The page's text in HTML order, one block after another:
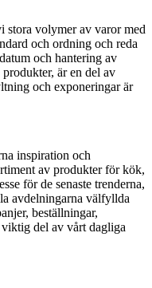
stora volymer av varor med
och ordning och reda
och hantering av
är en del av
och exponeringar är
inspiration och
av produkter för kök,
för de senaste trenderna,
avdelningarna välfyllda
beställningar,
del av vårt dagliga